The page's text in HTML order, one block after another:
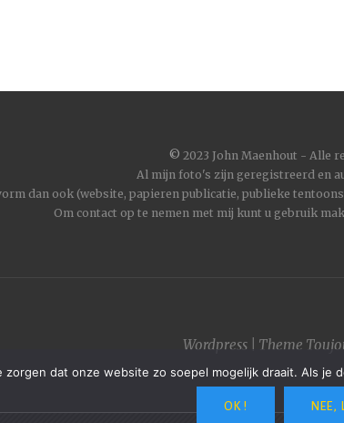
© 2023 John Maenhout - Alle
Al mijn foto's zijn geregistreerd en
dan ook (website, papieren publicatie, publieke
Om contact op te nemen met mij kunt u gebruik
Wordpress| Theme
zorgen dat onze website zo soepel mogelijk draait. Als
OK ! NEE,